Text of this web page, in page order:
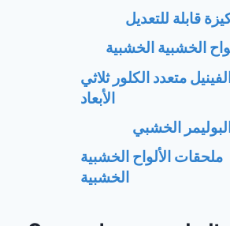
قابلة للتعديل
الخشبية الخشبية
متعدد الكلور ثلاثي
الأبعاد
الخشبي
ملحقات الألواح الخشبية
الخشبية